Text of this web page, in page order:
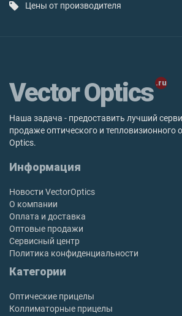
Цены от производителя
Vector Optics
Наша задача - предоставить лучший
продаже оптического и тепловизионного
Optics.
Информация
Новости VectorOptics
О компании
Оплата и доставка
Оптовые продажи
Сервисный центр
Политика конфиденциальности
Категории
Оптические прицелы
Коллиматорные прицелы